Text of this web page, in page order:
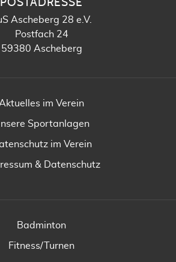
POSTADRESSE
Ascheberg 28 e.V.
Postfach 24
59380 Ascheberg
Aktuelles im Verein
Sportanlagen
im Verein
& Datenschutz
Badminton
Fitness/Turnen